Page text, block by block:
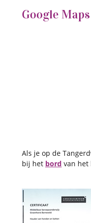
Google Maps
Als je op de
bij het bord van het